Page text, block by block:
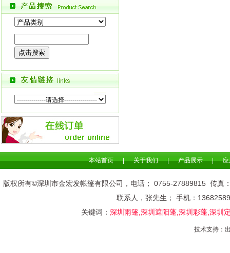
本站首页|关于我们|产品展示|应
版权所有©深圳市金宏发帐篷有限公司，电话；
联系人，张先生； 手机：
关键词： 深圳雨篷,深圳遮阳蓬,深圳彩蓬,深圳
技术支持：